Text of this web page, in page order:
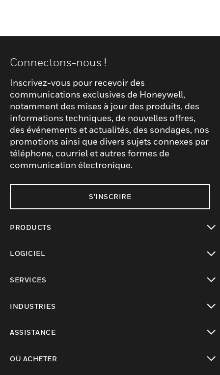
Connectons-nous !
Inscrivez-vous pour recevoir des
communications exclusives de Honeywell,
notamment des mises à jour des produits, des
informations techniques, de nouvelles offres,
des événements et actualités, des sondages, nos
promotions ainsi que divers sujets connexes par
téléphone, courriel et autres formes de
communication électronique.
S'INSCRIRE
PRODUCTS
LOGICIEL
SERVICES
INDUSTRIES
ASSISTANCE
OÙ ACHETER